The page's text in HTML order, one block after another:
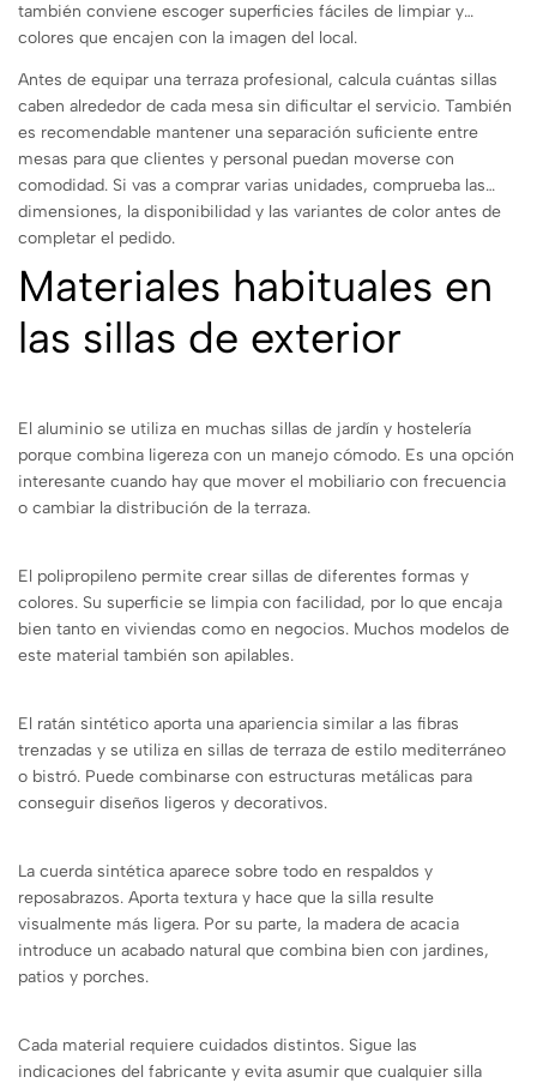
también conviene escoger superficies fáciles de limpiar y
colores que encajen con la imagen del local.
Antes de equipar una terraza profesional, calcula cuántas sillas
caben alrededor de cada mesa sin dificultar el servicio. También
es recomendable mantener una separación suficiente entre
mesas para que clientes y personal puedan moverse con
comodidad. Si vas a comprar varias unidades, comprueba las
dimensiones, la disponibilidad y las variantes de color antes de
completar el pedido.
Materiales habituales en
las sillas de exterior
El aluminio se utiliza en muchas sillas de jardín y hostelería
porque combina ligereza con un manejo cómodo. Es una opción
interesante cuando hay que mover el mobiliario con frecuencia
o cambiar la distribución de la terraza.
El polipropileno permite crear sillas de diferentes formas y
colores. Su superficie se limpia con facilidad, por lo que encaja
bien tanto en viviendas como en negocios. Muchos modelos de
este material también son apilables.
El ratán sintético aporta una apariencia similar a las fibras
trenzadas y se utiliza en sillas de terraza de estilo mediterráneo
o bistró. Puede combinarse con estructuras metálicas para
conseguir diseños ligeros y decorativos.
La cuerda sintética aparece sobre todo en respaldos y
reposabrazos. Aporta textura y hace que la silla resulte
visualmente más ligera. Por su parte, la madera de acacia
introduce un acabado natural que combina bien con jardines,
patios y porches.
Cada material requiere cuidados distintos. Sigue las
indicaciones del fabricante y evita asumir que cualquier silla